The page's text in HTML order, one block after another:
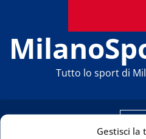
Gestisci la
Tutto lo sport di